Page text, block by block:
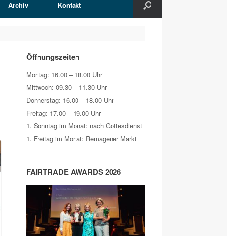
Archiv Kontakt
Öffnungszeiten
Montag: 16.00 – 18.00 Uhr
Mittwoch: 09.30 – 11.30 Uhr
Donnerstag: 16.00 – 18.00 Uhr
Freitag: 17.00 – 19.00 Uhr
1. Sonntag im Monat: nach Gottesdienst
1. Freitag im Monat: Remagener Markt
FAIRTRADE AWARDS 2026